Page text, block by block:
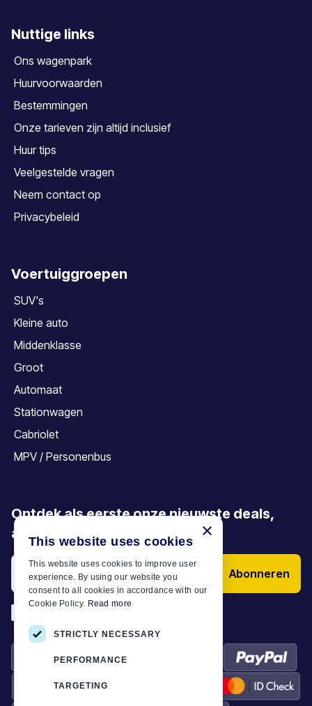
Nuttige links
Ons wagenpark
Huurvoorwaarden
Bestemmingen
Onze tarieven zijn altijd inclusief
Huur tips
Veelgestelde vragen
Neem contact op
Privacybeleid
Voertuiggroepen
SUV's
Kleine auto
Middenklasse
Groot
Automaat
Stationwagen
Cabriolet
MPV / Personenbus
Ontdek als eerste onze nieuwste deals,
aanbiedingen en artikelen
Abonneren
×
This website uses cookies
This website uses cookies to improve user
experience. By using our website you
consent to all cookies in accordance with our
Cookie Policy. Read more
STRICTLY NECESSARY
PERFORMANCE
TARGETING